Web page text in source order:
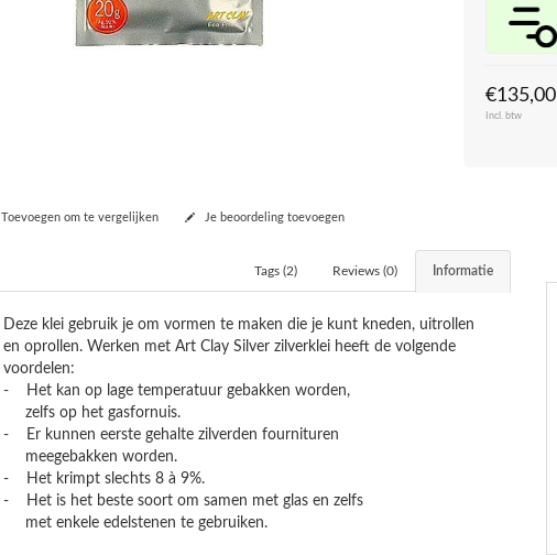
€135,00
Incl. btw
Toevoegen om te vergelijken Je beoordeling toevoegen
Informatie
Reviews (0)
Tags (2)
Deze klei gebruik je om vormen te maken die je kunt kneden, uitrollen
en oprollen. Werken met Art Clay Silver zilverklei heeft de volgende
voordelen:
- Het kan op lage temperatuur gebakken worden,
zelfs op het gasfornuis.
- Er kunnen eerste gehalte zilverden fournituren
meegebakken worden.
- Het krimpt slechts 8 à 9%.
- Het is het beste soort om samen met glas en zelfs
met enkele edelstenen te gebruiken.